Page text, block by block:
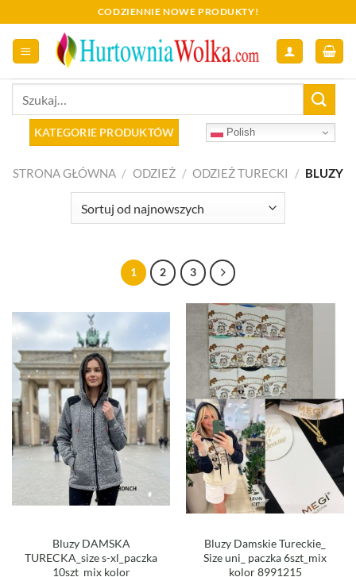
to
content
CODZIENNIE NOWE PRODUKTY!
KATEGORIE PRODUKTÓW Polish
STRONA GŁÓWNA / ODZIEŻ / ODZIEŻ TURECKI / BLUZY
1 2 3
Bluzy DAMSKA
TURECKA_size s-xl_paczka
10szt_mix kolor
Bluzy Damskie Tureckie_
Size uni_ paczka 6szt_mix
kolor 8991215